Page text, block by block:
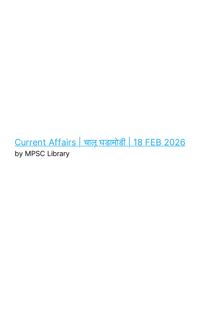
Current Affairs | चालू घडामोडी | 18 FEB 2026
by MPSC Library